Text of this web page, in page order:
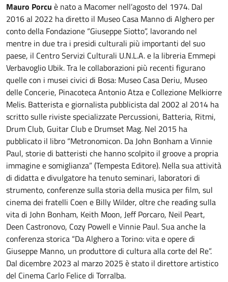
Mauro Porcu è nato a Macomer nell’agosto del 1974. Dal
2016 al 2022 ha diretto il Museo Casa Manno di Alghero per
conto della Fondazione “Giuseppe Siotto”, lavorando nel
mentre in due tra i presidi culturali più importanti del suo
paese, il Centro Servizi Culturali U.N.L.A. e la libreria Emmepi
Verbavoglio Ubik. Tra le collaborazioni più recenti figurano
quelle con i musei civici di Bosa: Museo Casa Deriu, Museo
delle Concerie, Pinacoteca Antonio Atza e Collezione Melkiorre
Melis. Batterista e giornalista pubblicista dal 2002 al 2014 ha
scritto sulle riviste specializzate Percussioni, Batteria, Ritmi,
Drum Club, Guitar Club e Drumset Mag. Nel 2015 ha
pubblicato il libro “Metronomicon. Da John Bonham a Vinnie
Paul, storie di batteristi che hanno scolpito il groove a propria
immagine e somiglianza” (Tempesta Editore). Nella sua attività
di didatta e divulgatore ha tenuto seminari, laboratori di
strumento, conferenze sulla storia della musica per film, sul
cinema dei fratelli Coen e Billy Wilder, oltre che reading sulla
vita di John Bonham, Keith Moon, Jeff Porcaro, Neil Peart,
Deen Castronovo, Cozy Powell e Vinnie Paul. Sua anche la
conferenza storica “Da Alghero a Torino: vita e opere di
Giuseppe Manno, un produttore di cultura alla corte del Re”.
Dal dicembre 2023 al marzo 2025 è stato il direttore artistico
del Cinema Carlo Felice di Torralba.